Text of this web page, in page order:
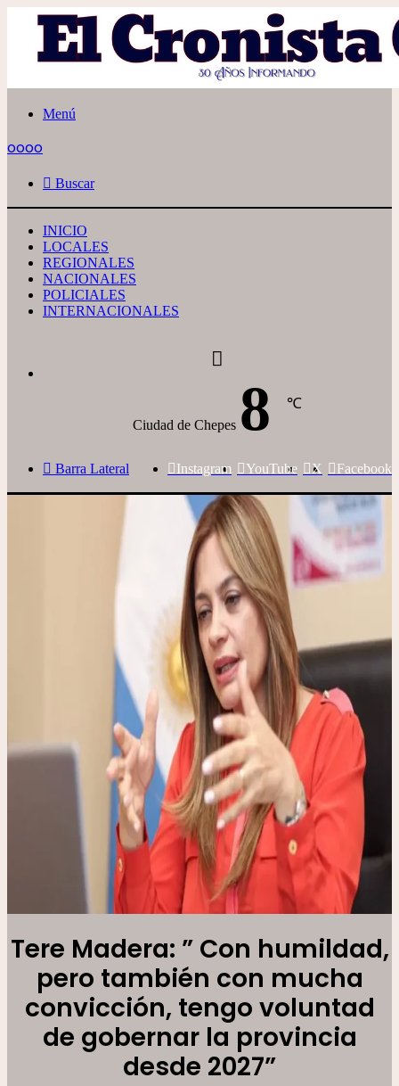
Menú
oooo
Buscar
INICIO
LOCALES
REGIONALES
NACIONALES
POLICIALES
INTERNACIONALES
Ciudad de Chepes 8 ℃
Facebook
X
YouTube
Instagram
Barra Lateral
Tere Madera: ” Con humildad,
pero también con mucha
convicción, tengo voluntad
de gobernar la provincia
desde 2027”